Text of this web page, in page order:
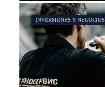
INVERSIONES Y NEGOCIOS